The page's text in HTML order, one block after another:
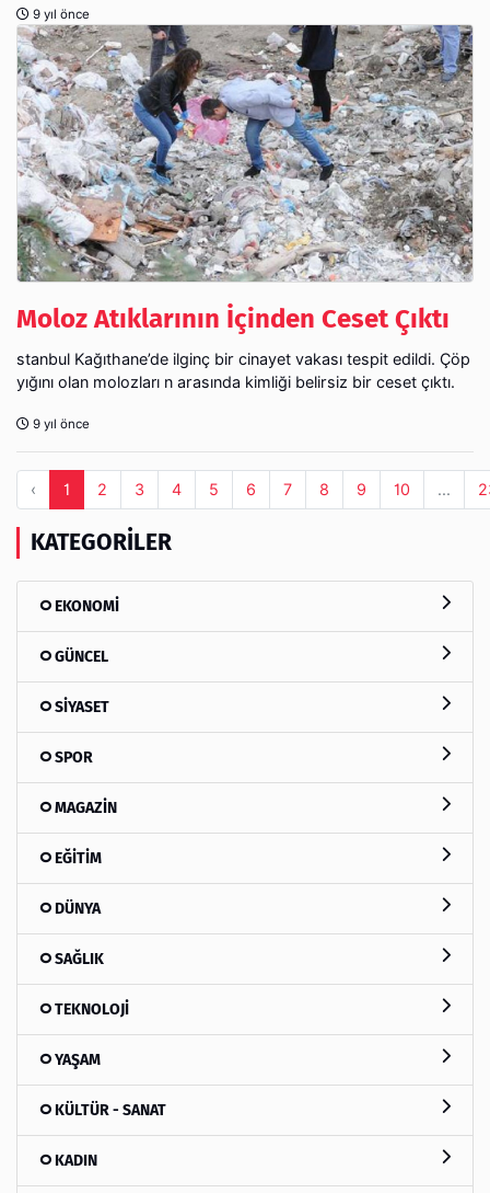
9 yıl önce
Moloz Atıklarının İçinden Ceset Çıktı
stanbul Kağıthane’de ilginç bir cinayet vakası tespit edildi. Çöp
yığını olan molozları n arasında kimliği belirsiz bir ceset çıktı.
9 yıl önce
‹ 1 2 3 4 5 6 7 8 9 10 ...
KATEGORILER
EKONOMİ
GÜNCEL
SİYASET
SPOR
MAGAZİN
EĞİTİM
DÜNYA
SAĞLIK
TEKNOLOJİ
YAŞAM
KÜLTÜR - SANAT
KADIN